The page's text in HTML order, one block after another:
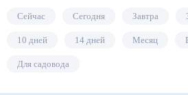
Сейчас Сегодня Завтра
10 дней 14 дней Месяц
Для садовода